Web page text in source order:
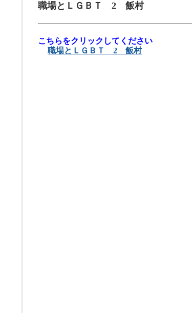
職場とＬＧＢＴ 2 飯村
こちらをクリックしてください
職場とＬＧＢＴ 2 飯村